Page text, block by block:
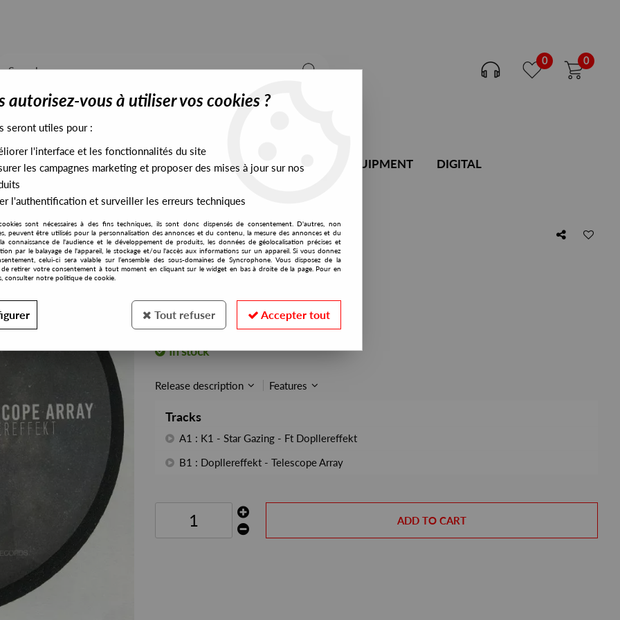
0 0
STOCK EXCLUSIVES PRESALES EXCLUSIVES DJ EQUIPMENT DIGITAL
EP
Puzzlebox
K1 Ft. Dopplereffekt
Star Gazing EP
20,00 €incl. taxes
In stock
Release description Features
Tracks
A1 : K1 - Star Gazing - Ft Dopllereffekt
B1 : Dopllereffekt - Telescope Array
ADD TO CART
autorisez-vous à utiliser vos cookies ?
seront utiles pour :
l'interface et les fonctionnalités du site
les campagnes marketing et proposer des mises à jour sur nos
l'authentification et surveiller les erreurs techniques
sont nécessaires à des fins techniques, ils sont donc dispensés de consentement. D'autres, non
peuvent être utilisés pour la personnalisation des annonces et du contenu, la mesure des annonces et du
connaissance de l'audience et le développement de produits, les données de géolocalisation précises et
par le balayage de l'appareil, le stockage et/ou l'accès aux informations sur un appareil. Si vous donnez
celui-ci sera valable sur l’ensemble des sous-domaines de Syncrophone. Vous disposez de la
de retirer votre consentement à tout moment en cliquant sur le widget en bas à droite de la page. Pour en
consulter notre politique de cookie.
Tout refuser Accepter tout